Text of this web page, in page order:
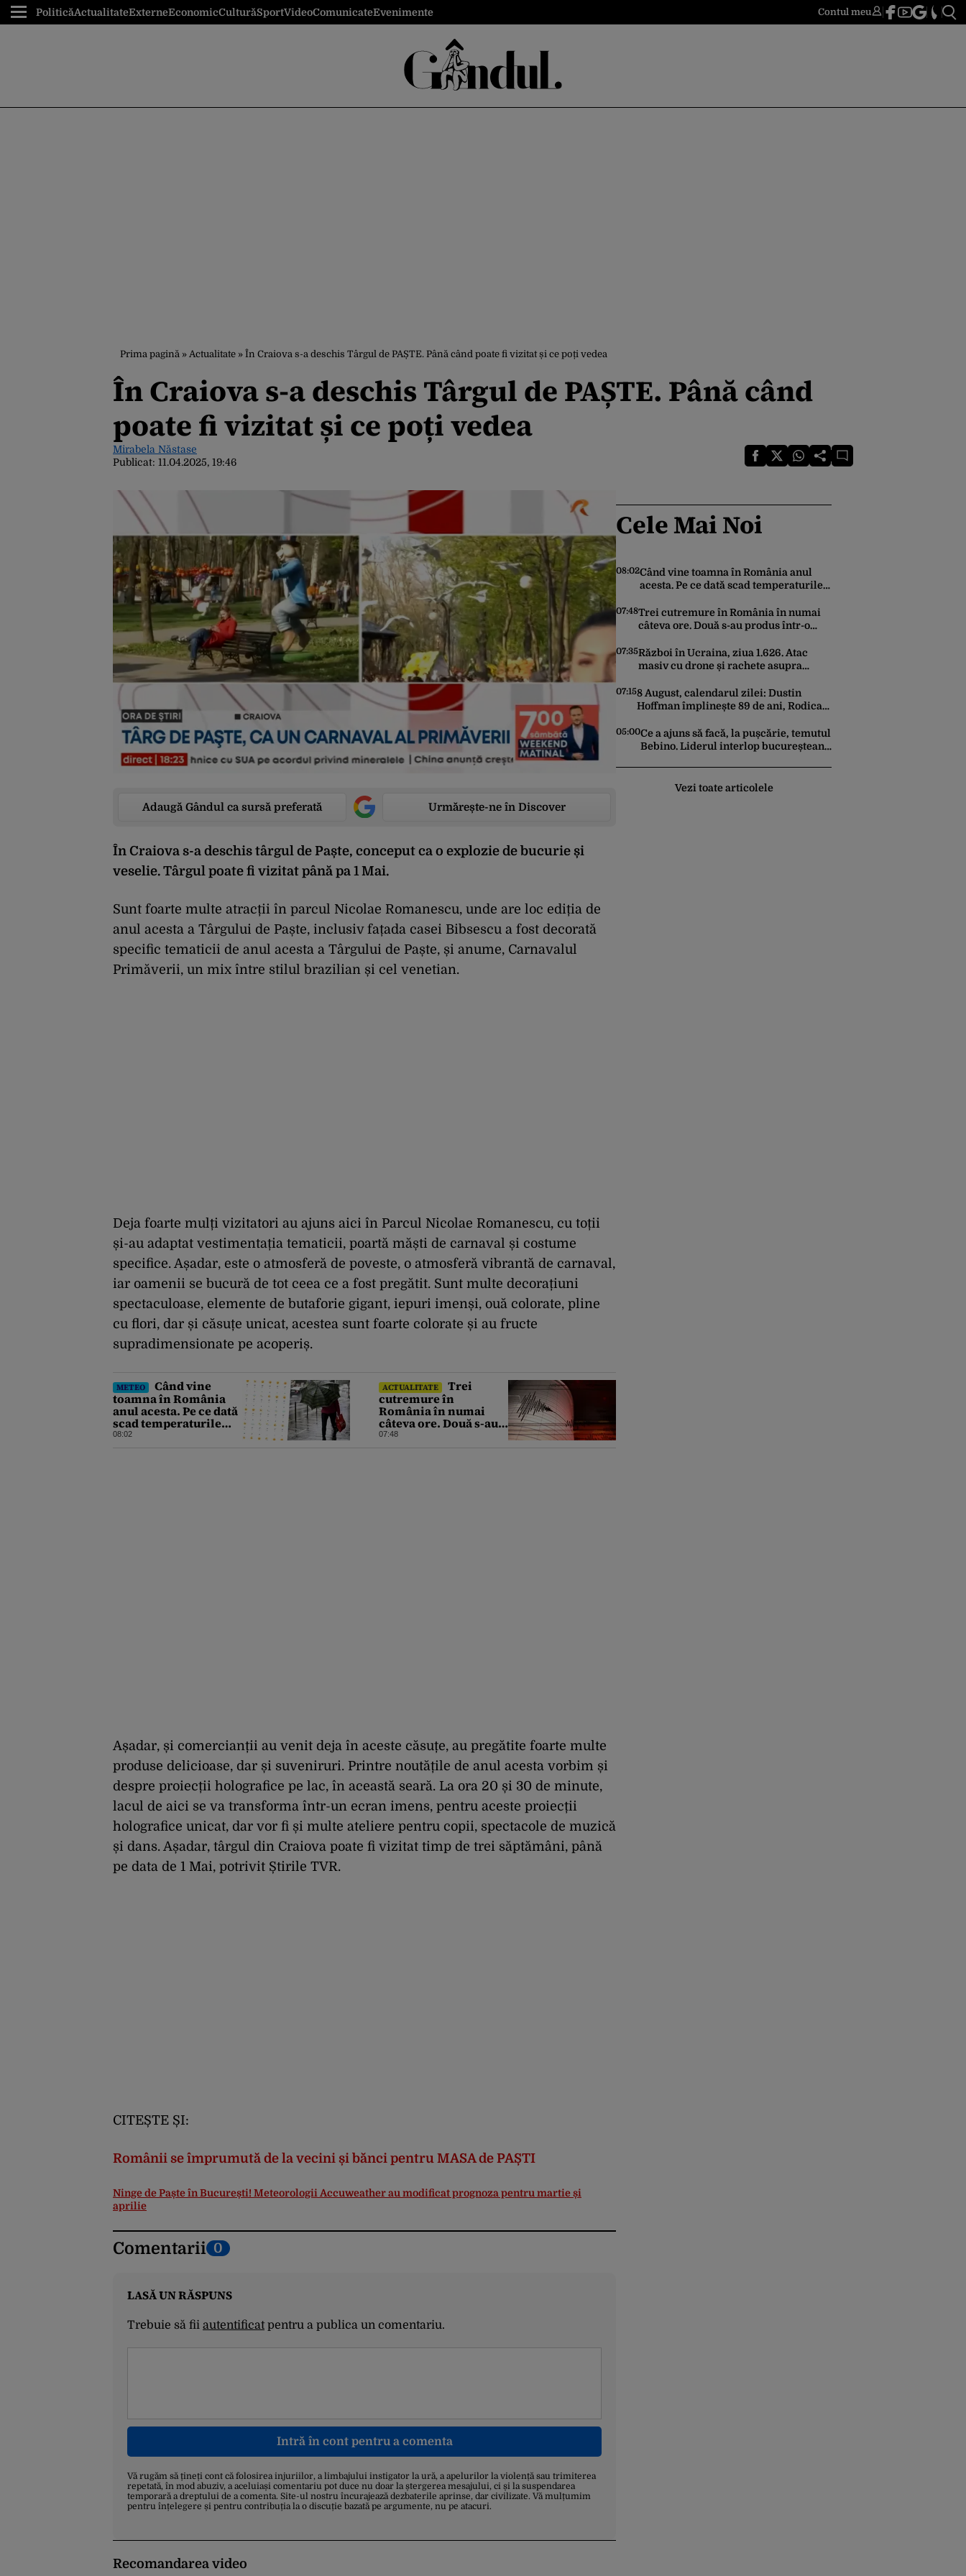
PoliticăActualitateExterneEconomicCulturăSportVideoComunicateEvenimente Contul meu
Prima pagină » Actualitate » În Craiova s-a deschis Târgul de PAȘTE. Până când poate fi vizitat și ce poți vedea
În Craiova s-a deschis Târgul de PAȘTE. Până când
poate fi vizitat și ce poți vedea
Mirabela Năstase
Publicat: 11.04.2025, 19:46
Adaugă Gândul ca sursă preferată Urmărește-ne în Discover
În Craiova s-a deschis târgul de Paște, conceput ca o explozie de bucurie și
veselie. Târgul poate fi vizitat până pa 1 Mai.
Sunt foarte multe atracții în parcul Nicolae Romanescu, unde are loc ediția de
anul acesta a Târgului de Paște, inclusiv fațada casei Bibsescu a fost decorată
specific tematicii de anul acesta a Târgului de Paște, și anume, Carnavalul
Primăverii, un mix între stilul brazilian și cel venetian.
Deja foarte mulți vizitatori au ajuns aici în Parcul Nicolae Romanescu, cu toții
și-au adaptat vestimentația tematicii, poartă măști de carnaval și costume
specifice. Așadar, este o atmosferă de poveste, o atmosferă vibrantă de carnaval,
iar oamenii se bucură de tot ceea ce a fost pregătit. Sunt multe decorațiuni
spectaculoase, elemente de butaforie gigant, iepuri imenși, ouă colorate, pline
cu flori, dar și căsuțe unicat, acestea sunt foarte colorate și au fructe
supradimensionate pe acoperiș.
METEO
Când vine
toamna în România
anul acesta. Pe ce dată
scad temperaturile
sub 25 de grade Celsius
08:02
ACTUALITATE
Trei
cutremure în
România în numai
câteva ore. Două s-au
produs într-o zonă
07:48
Așadar, și comercianții au venit deja în aceste căsuțe, au pregătite foarte multe
produse delicioase, dar și suveniruri. Printre noutățile de anul acesta vorbim și
despre proiecții holografice pe lac, în această seară. La ora 20 și 30 de minute,
lacul de aici se va transforma într-un ecran imens, pentru aceste proiecții
holografice unicat, dar vor fi și multe ateliere pentru copii, spectacole de muzică
și dans. Așadar, târgul din Craiova poate fi vizitat timp de trei săptămâni, până
pe data de 1 Mai, potrivit Știrile TVR.
CITEȘTE ȘI:
Românii se împrumută de la vecini și bănci pentru MASA de PAȘTI
Ninge de Paște în București! Meteorologii Accuweather au modificat prognoza pentru martie și
aprilie
Comentarii 0
LASĂ UN RĂSPUNS
Trebuie să fii autentificatpentru a publica un comentariu.
Intră în cont pentru a comenta
Vă rugăm să țineți cont că folosirea injuriilor, a limbajului instigator la ură, a apelurilor la violență sau trimiterea
repetată, în mod abuziv, a aceluiași comentariu pot duce nu doar la ștergerea mesajului, ci și la suspendarea
temporară a dreptului de a comenta. Site-ul nostru încurajează dezbaterile aprinse, dar civilizate. Vă mulțumim
pentru înțelegere și pentru contribuția la o discuție bazată pe argumente, nu pe atacuri.
Recomandarea video
Cele Mai Noi
08:02Când vine toamna în România anul
acesta. Pe ce dată scad temperaturile
potrivit meteorologilor Accuweather
07:48Trei cutremure în România în numai
câteva ore. Două s-au produs într-o
07:35Război în Ucraina, ziua 1.626. Atac
masiv cu drone și rachete asupra
07:158 August, calendarul zilei: Dustin
Hoffman împlinește 89 de ani, Rodica
Ghenea face 39 de ani
05:00Ce a ajuns să facă, la pușcărie, temutul
Bebino. Liderul interlop bucureștean,
Vezi toate articolele